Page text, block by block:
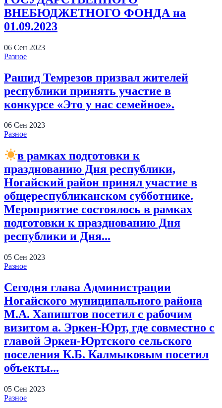
ВНЕБЮДЖЕТНОГО ФОНДА на
01.09.2023
06 Сен 2023
Разное
Рашид Темрезов призвал жителей
республики принять участие в
конкурсе «Это у нас семейное».
06 Сен 2023
Разное
в рамках подготовки к
празднованию Дня республики,
Ногайский район принял участие в
общереспубликанском субботнике.
Мероприятие состоялось в рамках
подготовки к празднованию Дня
республики и Дня...
05 Сен 2023
Разное
Сегодня глава Администрации
Ногайского муниципального района
М.А. Хапиштов посетил с рабочим
визитом а. Эркен-Юрт, где совместно с
главой Эркен-Юртского сельского
поселения К.Б. Калмыковым посетил
объекты...
05 Сен 2023
Разное